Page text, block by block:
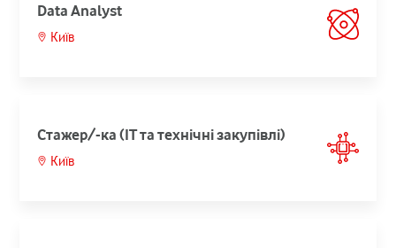
Data Analyst
Київ
Cтажер/-ка (ІТ та технічні закупівлі)
Київ